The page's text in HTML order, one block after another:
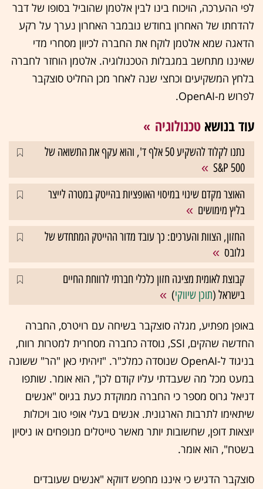
לפי ההערכה, הויכוח בינו לבין אלטמן שהוביל בסופו של דבר
להדחתו של האחרון בחודש נובמבר האחרון נערך על רקע
הדאגה שמא אלטמן לוקח את החברה לכיוון מסחרי מדי
שאיננו מתחשב במגבלות הטכנולוגיה. אלטמן הוחזר לחברה
בלחץ המשקיעים וכחצי שנה לאחר מכן החליט סוצקבר
לפרוש מ-OpenAI.
עוד בנושא טכנולוגיה
נתנו לקלוד להשקיע 50 אלף ד', והוא עקף את התשואה של
S&P 500
האוצר מקדם שינוי במיסוי האופציות בהייטק במטרה לייצר
בליץ מימושים
החזון, הצוות והערכים: כך עובד מדור ההייטק המתחדש של
גלובס
קבוצת לאומית מציגה חזון כלכלי חברתי לרווחת החיים
בישראל (תוכן שיווקי)
באופן מפתיע, מגלה סוצקבר בשיחה עם רויטרס, החברה
החדשה שהקים, SSI, נוסדה כחברה מסחרית למטרות רווח,
בניגוד ל-OpenAI שנוסדה כמלכ"ר. "זיהיתי כאן "הר" ששונה
במעט מכל מה שעבדתי עליו קודם לכן", הוא אומר. שותפו
דניאל גרוס מספר כי החברה ממוקדת כעת בגיוס "אנשים
שיתאימו לתרבות הארגונית. אנשים בעלי אופי טוב ויכולות
יוצאות דופן, שחשובות יותר מאשר טייטלים מנופחים או ניסיון
בשטח", הוא אומר.
סוצקבר הדגיש כי איננו מחפש דווקא "אנשים שעובדים